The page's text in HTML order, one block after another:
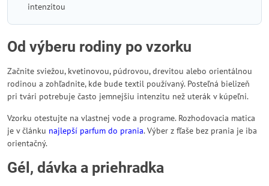
intenzitou
Od výberu rodiny po vzorku
Začnite sviežou, kvetinovou, púdrovou, drevitou alebo orientálnou
rodinou a zohľadnite, kde bude textil používaný. Posteľná bielizeň
pri tvári potrebuje často jemnejšiu intenzitu než uterák v kúpeľni.
Vzorku otestujte na vlastnej vode a programe. Rozhodovacia matica
je v článku najlepší parfum do prania. Výber z fľaše bez prania je iba
orientačný.
Gél, dávka a priehradka